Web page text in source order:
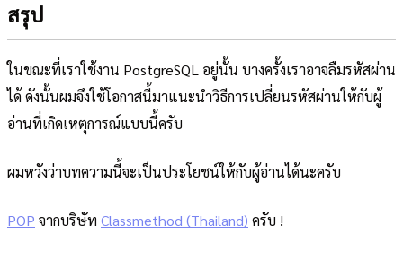
สรุป
ในขณะที่เราใช้งาน PostgreSQL อยู่นั้น บางครั้งเราอาจลืมรหัสผ่าน
ได้ ดังนั้นผมจึงใช้โอกาสนี้มาแนะนำวิธีการเปลี่ยนรหัสผ่านให้กับผู้
อ่านที่เกิดเหตุการณ์แบบนี้ครับ
ผมหวังว่าบทความนี้จะเป็นประโยชน์ให้กับผู้อ่านได้นะครับ
POP จากบริษัท Classmethod (Thailand) ครับ !